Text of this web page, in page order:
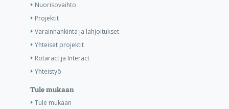
Nuorisovaihto
Projektit
Varainhankinta ja lahjoitukset
Yhteiset projektit
Rotaract ja Interact
Yhteistyö
Tule mukaan
Tule mukaan